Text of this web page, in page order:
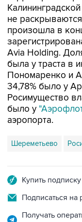
Указ вступает в
Пакет акций в
контролирует
единственным
МКООО "ТПС
специального
территории
не
произошла в
Avia Holding.
Пономаренко и
34,78% было у
Росимущество
было у
аэропорта.